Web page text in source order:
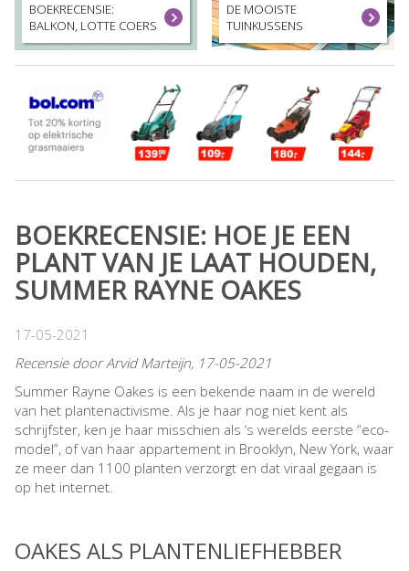
BOEKRECENSIE:
BALKON, LOTTE COERS
DE MOOISTE
TUINKUSSENS
BOEKRECENSIE: HOE JE EEN
PLANT VAN JE LAAT HOUDEN,
SUMMER RAYNE OAKES
17-05-2021
Recensie door Arvid Marteijn, 17-05-2021
Summer Rayne Oakes is een bekende naam in de wereld
van het plantenactivisme. Als je haar nog niet kent als
schrijfster, ken je haar misschien als ‘s werelds eerste “eco-
model”, of van haar appartement in Brooklyn, New York, waar
ze meer dan 1100 planten verzorgt en dat viraal gegaan is
op het internet.
OAKES ALS PLANTENLIEFHEBBER